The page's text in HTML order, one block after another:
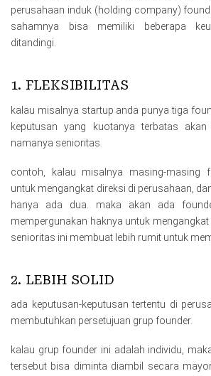
perusahaan induk (holding company)
sahamnya bisa memiliki beberapa
ditandingi.
1. FLEKSIBILITAS
kalau misalnya startup anda punya tiga
keputusan yang kuotanya terbatas
namanya senioritas.
contoh, kalau misalnya masing-masing
untuk mengangkat direksi di perusahaan,
hanya ada dua. maka akan ada
mempergunakan haknya untuk mengangkat
senioritas ini membuat lebih rumit untuk
2. LEBIH SOLID
ada keputusan-keputusan tertentu di
membutuhkan persetujuan grup founder.
kalau grup founder ini adalah individu,
tersebut bisa diminta diambil secara